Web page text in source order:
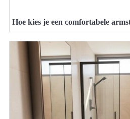
Hoe kies je een comfortabele